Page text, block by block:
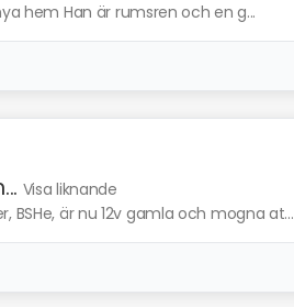
hem Han är rumsren och en g...
Visa liknande
BSHe, är nu 12v gamla och mogna at...